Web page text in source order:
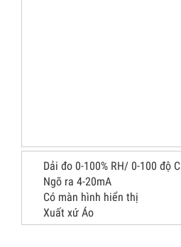
Dải đo 0-100% RH/ 0-100 độ C
Ngõ ra 4-20mA
Có màn hình hiển thị
Xuất xứ Áo